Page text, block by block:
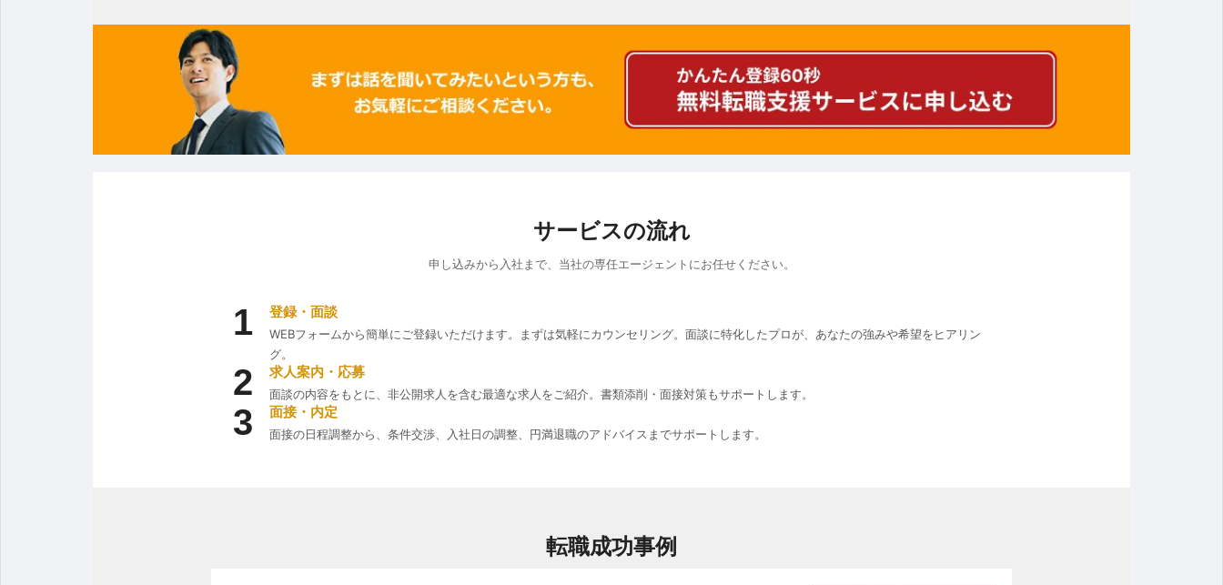
サービスの流れ
申し込みから入社まで、当社の専任エージェントにお任せください。
1 登録・面談
WEBフォームから簡単にご登録いただけます。まずは気軽にカウンセリング。面談に特化したプロが、あなたの強みや希望をヒアリン
グ。
2 求人案内・応募
面談の内容をもとに、非公開求人を含む最適な求人をご紹介。書類添削・面接対策もサポートします。
3 面接・内定
面接の日程調整から、条件交渉、入社日の調整、円満退職のアドバイスまでサポートします。
転職成功事例